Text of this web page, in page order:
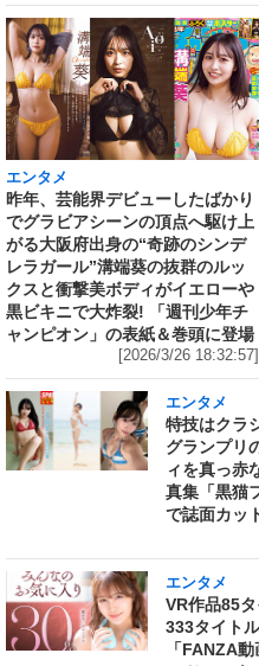
エンタメ
昨年、芸能界デビューしたばかり
でグラビアシーンの頂点へ駆け上
がる大阪府出身の“奇跡のシンデ
レラガール”溝端葵の抜群のルッ
クスと衝撃美ボディがイエローや
黒ビキニで大炸裂! 「週刊少年チ
ャンピオン」の表紙＆巻頭に登場
[2026/3/26 18:32:57]
エンタメ
特技はクラ
グランプリ
ィを真っ赤
真集「黒猫
で誌面カッ
エンタメ
VR作品85
333タイト
「FANZA